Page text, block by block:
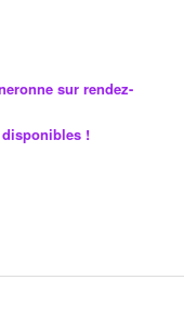
sur rendez-
disponibles !